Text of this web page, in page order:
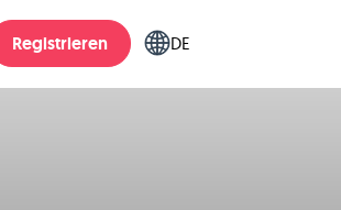
Registrieren DE